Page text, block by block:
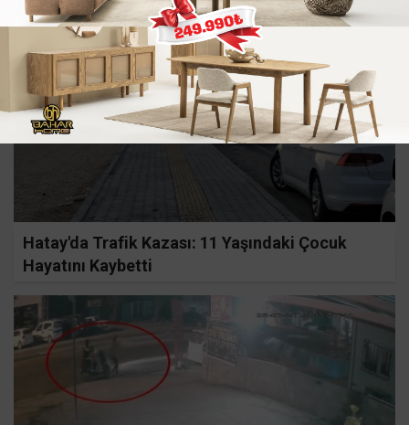
Hatay'da Trafik Kazası: 11 Yaşındaki Çocuk
Hayatını Kaybetti